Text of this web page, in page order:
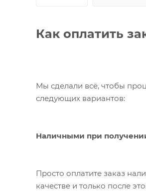
Как оплатить
Мы сделали всё, чтобы
следующих вариантов:
Наличными при
Просто оплатите заказ
качестве и только после